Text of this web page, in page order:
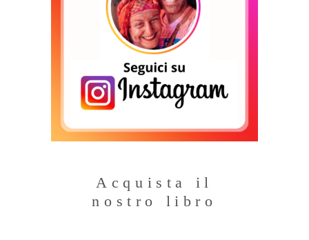
Acquista il
nostro libro